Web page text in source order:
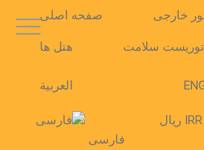
صفحه اصلی خارجی
هتل ها توریست سلامت
العربية
فارسی
IRR ریال